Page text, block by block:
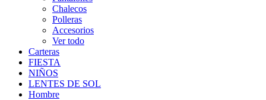
Chalecos
Polleras
Accesorios
Ver todo
Carteras
FIESTA
NIÑOS
LENTES DE SOL
Hombre